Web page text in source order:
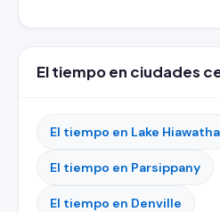
El tiempo en ciudades
El tiempo en Lake Hiawatha
El tiempo en Parsippany
El tiempo en Denville